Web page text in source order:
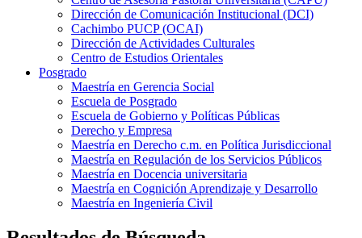
Dirección de Comunicación Institucional (DCI)
Cachimbo PUCP (OCAI)
Dirección de Actividades Culturales
Centro de Estudios Orientales
Posgrado
Maestría en Gerencia Social
Escuela de Posgrado
Escuela de Gobierno y Políticas Públicas
Derecho y Empresa
Maestría en Derecho c.m. en Política Jurisdiccional
Maestría en Regulación de los Servicios Públicos
Maestría en Docencia universitaria
Maestría en Cognición Aprendizaje y Desarrollo
Maestría en Ingeniería Civil